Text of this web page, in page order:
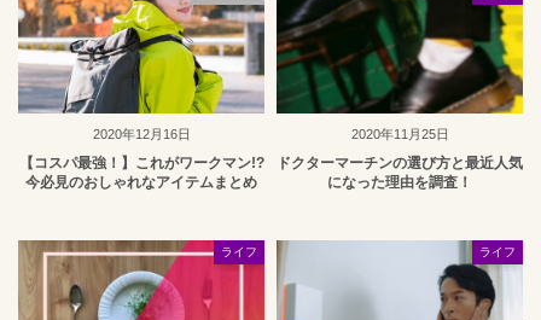
2020年12月16日
【コスパ最強！】これがワークマン!?
今必見のおしゃれなアイテムまとめ
2020年11月25日
ドクターマーチンの選び方と最近人気
になった理由を調査！
ライフ ライフ